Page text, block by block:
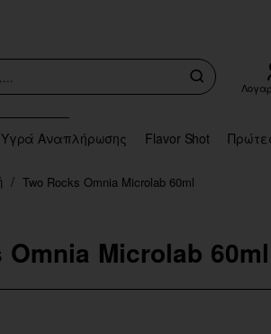
Υγρά Αναπλήρωσης Flavor Shot
Omnia Microlab 60ml
Two Rocks Omnia Microlab 60ml